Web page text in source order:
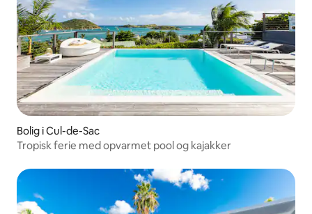
Bolig i Cul-de-Sac
Tropisk ferie med opvarmet pool og kajakker